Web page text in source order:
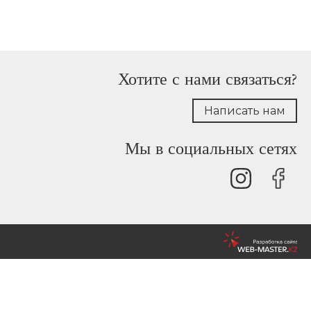
Хотите с нами связаться?
Написать нам
Мы в социальных сетях